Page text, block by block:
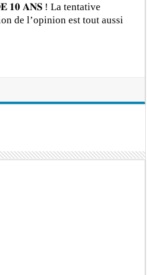
𝟏𝟎 𝐀𝐍𝐒 ! La tentative
de l’opinion est tout aussi